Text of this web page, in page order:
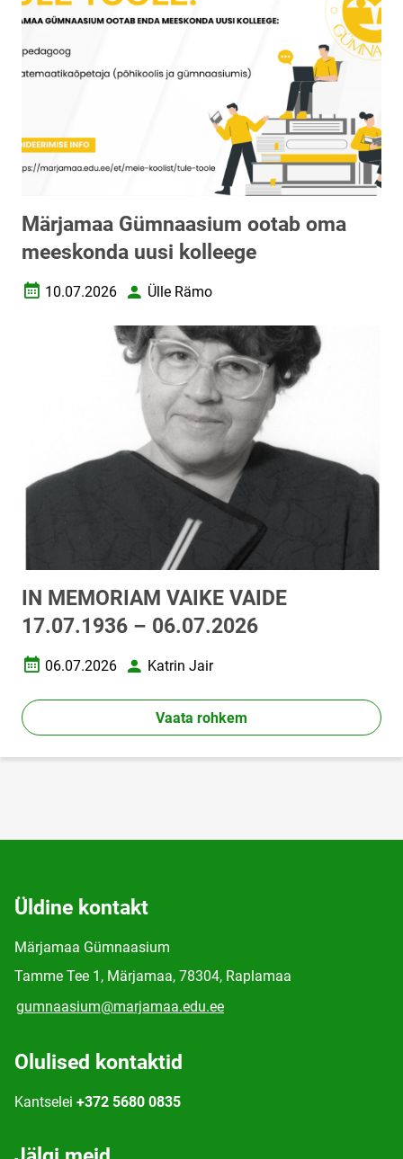
Märjamaa Gümnaasium ootab oma
meeskonda uusi kolleege
Loomise kuupäev
10.07.2026 AutorÜlle Rämo
IN MEMORIAM VAIKE VAIDE
17.07.1936 – 06.07.2026
Loomise kuupäev
06.07.2026 AutorKatrin Jair
Vaata rohkem
Üldine kontakt
Märjamaa Gümnaasium
Tamme Tee 1, Märjamaa, 78304, Raplamaa
gumnaasium@marjamaa.edu.ee
Olulised kontaktid
Kantselei +372 5680 0835